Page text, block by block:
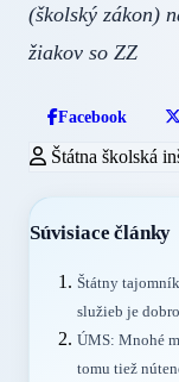
(školský zákon)
žiakov so ZZ
Facebook
Štátna školská
Súvisiace články
Štátny
služieb je
ÚMS: Mnohé
tomu tiež